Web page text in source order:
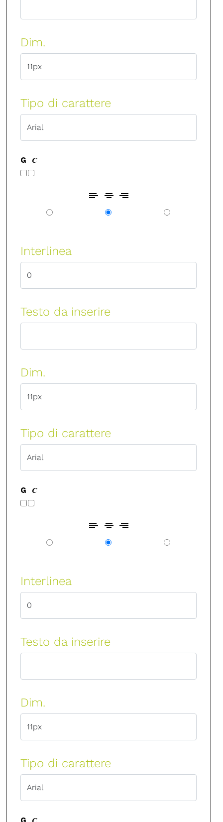
Dim.
Tipo di carattere
Interlinea
Testo da inserire
Dim.
Tipo di carattere
Interlinea
Testo da inserire
Dim.
Tipo di carattere